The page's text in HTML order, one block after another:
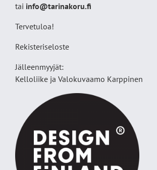
tai info@tarinakoru.fi
Tervetuloa!
Rekisteriseloste
Jälleenmyyjät:
Kelloliike ja Valokuvaamo Karppinen